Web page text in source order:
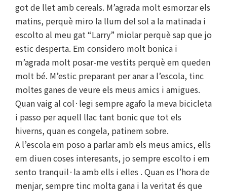
got de llet amb cereals. M’agrada molt esmorzar els
matins, perquè miro la llum del sol a la matinada i
escolto al meu gat “Larry” miolar perquè sap que jo
estic desperta. Em considero molt bonica i
m’agrada molt posar-me vestits perquè em queden
molt bé. M’estic preparant per anar a l’escola, tinc
moltes ganes de veure els meus amics i amigues.
Quan vaig al col·legi sempre agafo la meva bicicleta
i passo per aquell llac tant bonic que tot els
hiverns, quan es congela, patinem sobre.
A l’escola em poso a parlar amb els meus amics, ells
em diuen coses interesants, jo sempre escolto i em
sento tranquil·la amb ells i elles . Quan es l’hora de
menjar, sempre tinc molta gana i la veritat és que